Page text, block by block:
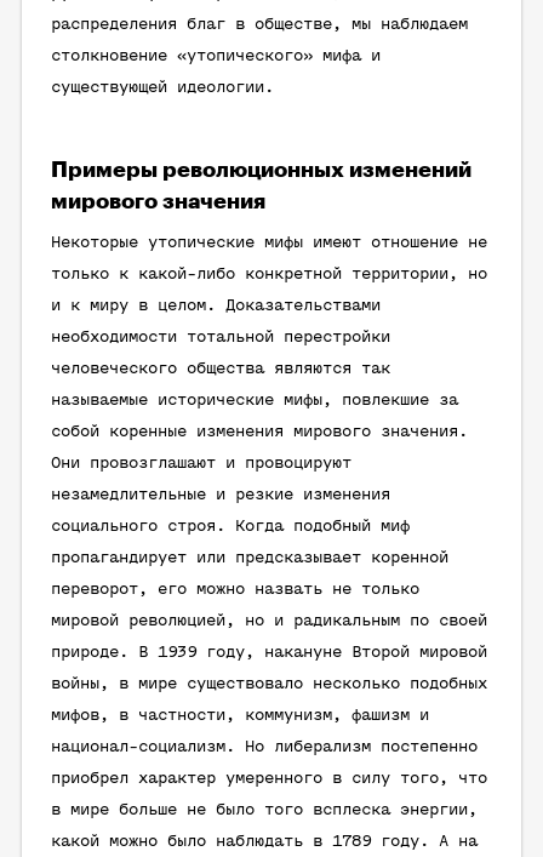
распределения благ в обществе, мы наблюдаем
столкновение «утопического» мифа и
существующей идеологии.
Примеры революционных изменений
мирового значения
Некоторые утопические мифы имеют отношение не
только к какой-либо конкретной территории, но
и к миру в целом. Доказательствами
необходимости тотальной перестройки
человеческого общества являются так
называемые исторические мифы, повлекшие за
собой коренные изменения мирового значения.
Они провозглашают и провоцируют
незамедлительные и резкие изменения
социального строя. Когда подобный миф
пропагандирует или предсказывает коренной
переворот, его можно назвать не только
мировой революцией, но и радикальным по своей
природе. В 1939 году, накануне Второй мировой
войны, в мире существовало несколько подобных
мифов, в частности, коммунизм, фашизм и
национал-социализм. Но либерализм постепенно
приобрел характер умеренного в силу того, что
в мире больше не было того всплеска энергии,
какой можно было наблюдать в 1789 году. А на